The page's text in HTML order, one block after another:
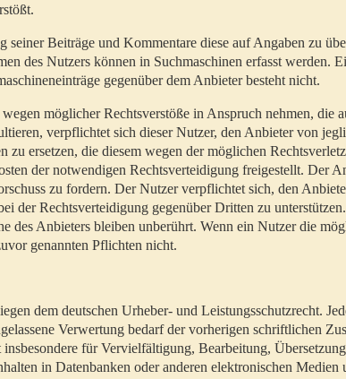
Beiträge und Kommentare diese auf Angaben zu
des Nutzers können in Suchmaschinen erfasst werden.
gegenüber dem Anbieter besteht nicht.
möglicher Rechtsverstöße in Anspruch nehmen, die
verpflichtet sich dieser Nutzer, den Anbieter von
ersetzen, die diesem wegen der möglichen
der notwendigen Rechtsverteidigung freigestellt. Der
zu fordern. Der Nutzer verpflichtet sich, den
der Rechtsverteidigung gegenüber Dritten zu
des Anbieters bleiben unberührt. Wenn ein Nutzer die
genannten Pflichten nicht.
dem deutschen Urheber- und Leistungsschutzrecht.
Verwertung bedarf der vorherigen schriftlichen
für Vervielfältigung, Bearbeitung,
in Datenbanken oder anderen elektronischen Medien